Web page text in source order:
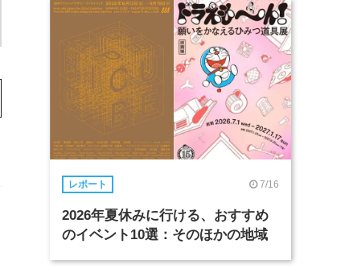
レポート 7/16
2026年夏休みに行ける、おすすめ
のイベント10選：そのほかの地域